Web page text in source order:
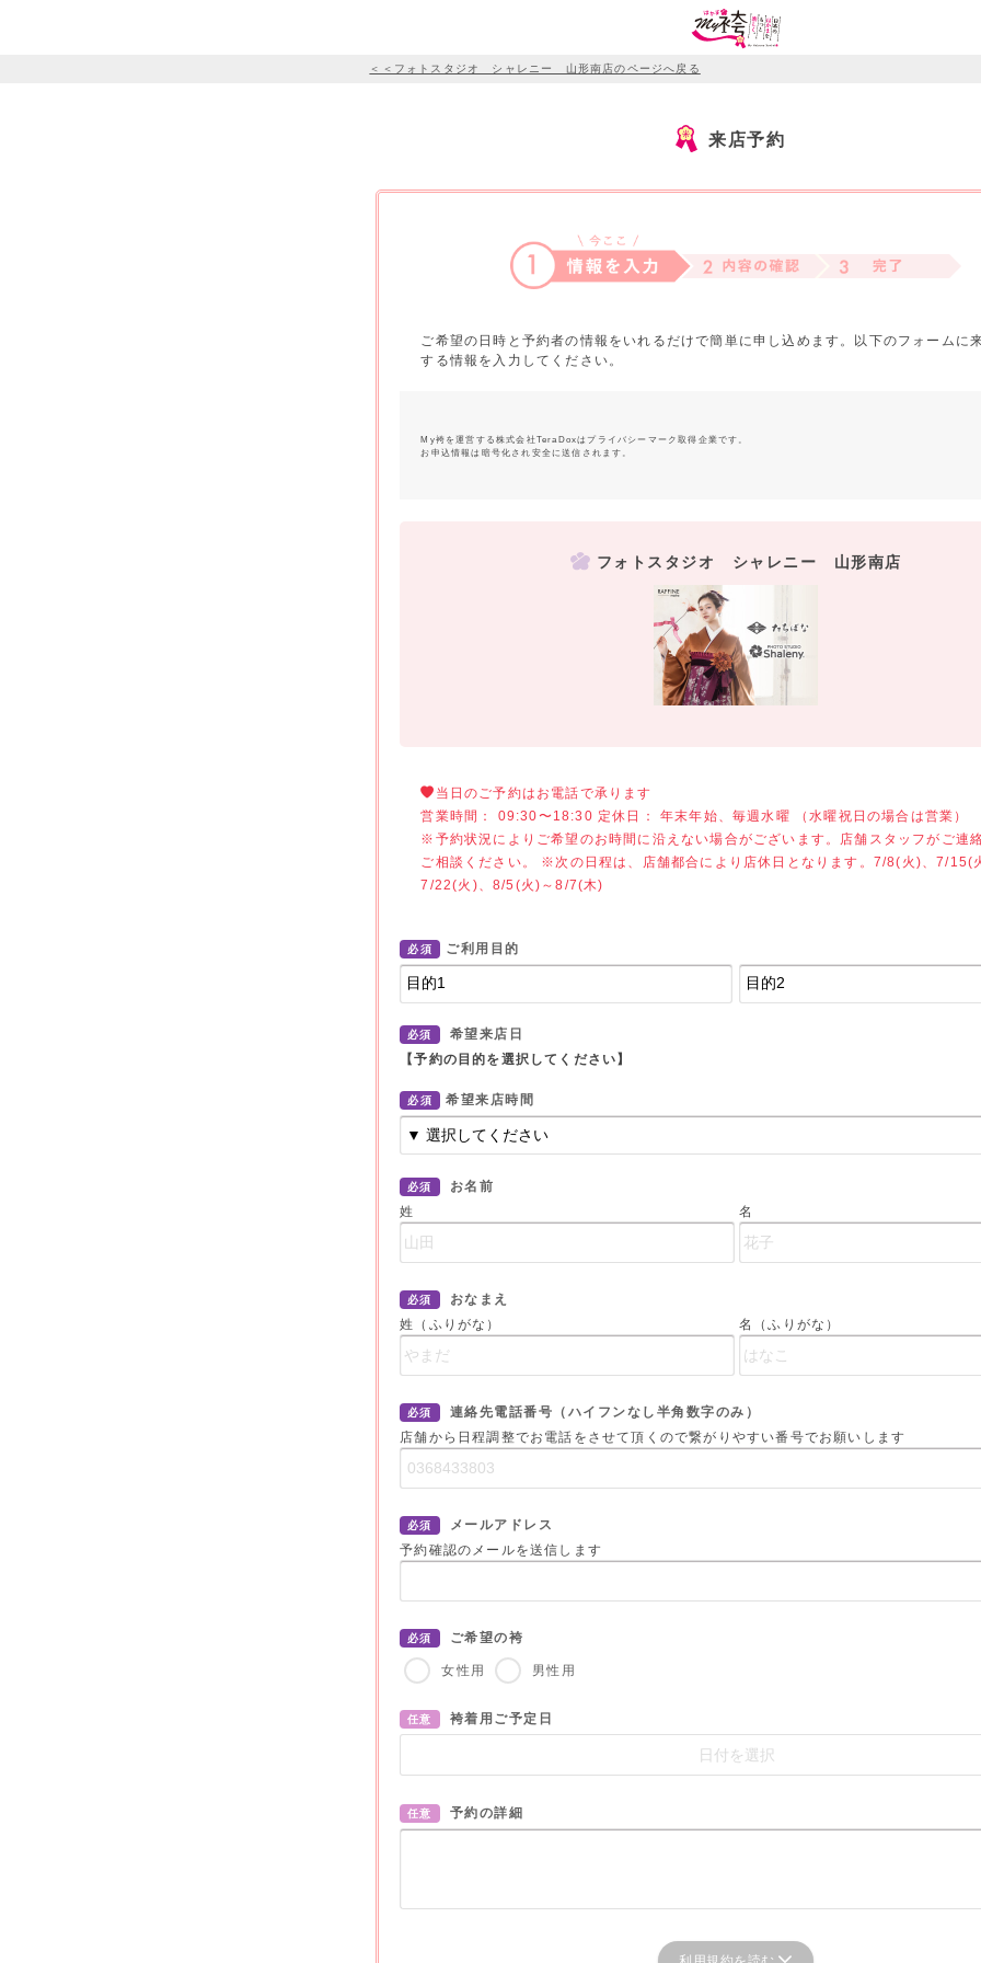
＜＜フォトスタジオ シャレニー 山形南店のページへ戻る
来店予約
ご希望の日時と予約者の情報をいれるだけで簡単に申し込めます。以下のフォームに
する情報を入力してください。
My袴を運営する株式会社TeraDoxはプライバシーマーク取得企業です。
お申込情報は暗号化され安全に送信されます。
フォトスタジオ シャレニー 山形南店
当日のご予約はお電話で承ります
営業時間： 09:30〜18:30 定休日： 年末年始、毎週水曜 （水曜祝日の場合は営業）
※予約状況によりご希望のお時間に沿えない場合がございます。店舗スタッフがご連
ご相談ください。 ※次の日程は、店舗都合により店休日となります。7/8(火)、7/15(
7/22(火)、8/5(火)～8/7(木)
必須 ご利用目的
必須
希望来店日
【予約の目的を選択してください】
必須 希望来店時間
必須
お名前
姓
名
必須
おなまえ
姓（ふりがな）
名（ふりがな）
必須
連絡先電話番号（ハイフンなし半角数字のみ）
店舗から日程調整でお電話をさせて頂くので繋がりやすい番号でお願いします
必須
メールアドレス
予約確認のメールを送信します
必須 ご希望の袴
女性用 男性用
任意 袴着用ご予定日
任意 予約の詳細